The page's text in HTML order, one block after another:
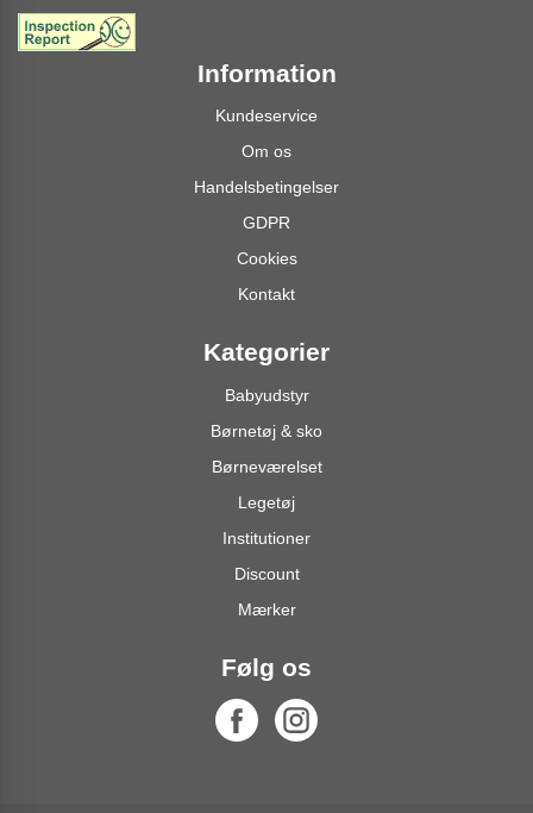
Information
Kundeservice
Om os
Handelsbetingelser
GDPR
Cookies
Kontakt
Kategorier
Babyudstyr
Børnetøj & sko
Børneværelset
Legetøj
Institutioner
Discount
Mærker
Følg os